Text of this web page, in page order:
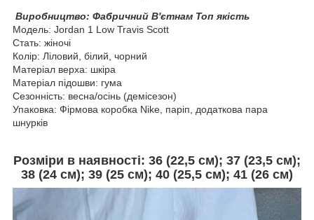
Виробництво: Фабричний В'єтнам Топ якість
Модель: Jordan 1 Low Travis Scott
Стать: жіночі
Колір: Ліловий, білий, чорний
Матеріал верха: шкіра
Матеріал підошви: гума
Сезонність: весна/осінь (демісезон)
Упаковка: Фірмова коробка Nike, паріп, додаткова пара
шнурків
Розміри в наявності: 36 (22,5 см); 37 (23,5 см);
38 (24 см); 39 (25 см); 40 (25,5 см); 41 (26 см)